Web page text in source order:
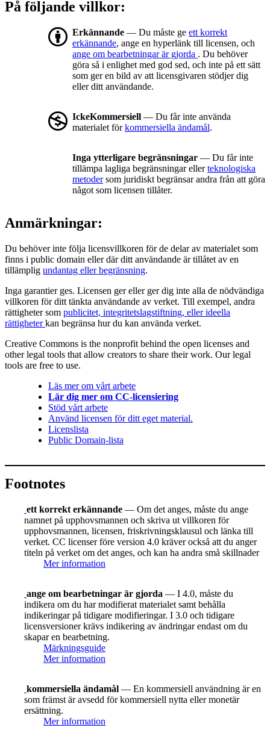
På följande villkor:
Erkännande — Du måste ge ett korrekt
erkännande, ange en hyperlänk till licensen, och
ange om bearbetningar är gjorda . Du behöver
göra så i enlighet med god sed, och inte på ett sätt
som ger en bild av att licensgivaren stödjer dig
eller ditt användande.
IckeKommersiell — Du får inte använda
materialet förkommersiella ändamål.
Inga ytterligare begränsningar — Du får inte
tillämpa lagliga begränsningar ellerteknologiska
metodersom juridiskt begränsar andra från att göra
något som licensen tillåter.
Anmärkningar:
Du behöver inte följa licensvillkoren för de delar av materialet som
finns i public domain eller där ditt användande är tillåtet av en
tillämplig undantag eller begränsning.
Inga garantier ges. Licensen ger eller ger dig inte alla de nödvändiga
villkoren för ditt tänkta användande av verket. Till exempel, andra
rättigheter som publicitet, integritetslagstiftning, eller ideella
rättigheterkan begränsa hur du kan använda verket.
Creative Commons is the nonprofit behind the open licenses and
other legal tools that allow creators to share their work. Our legal
tools are free to use.
Läs mer om vårt arbete
Lär dig mer om CC-licensiering
Stöd vårt arbete
Använd licensen för ditt eget material.
Licenslista
Public Domain-lista
Footnotes
ett korrekt erkännande — Om det anges, måste du ange
namnet på upphovsmannen och skriva ut villkoren för
upphovsmannen, licensen, friskrivningsklausul och länka till
verket. CC licenser före version 4.0 kräver också att du anger
titeln på verket om det anges, och kan ha andra små skillnader
Mer information
ange om bearbetningar är gjorda — I 4.0, måste du
indikera om du har modifierat materialet samt behålla
indikeringar på tidigare modifieringar. I 3.0 och tidigare
licensversioner krävs indikering av ändringar endast om du
skapar en bearbetning.
Märkningsguide
Mer information
kommersiella ändamål — En kommersiell användning är en
som främst är avsedd för kommersiell nytta eller monetär
ersättning.
Mer information